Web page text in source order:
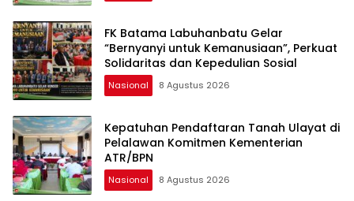
FK Batama Labuhanbatu Gelar
“Bernyanyi untuk Kemanusiaan”, Perkuat
Solidaritas dan Kepedulian Sosial
Nasional 8 Agustus 2026
Kepatuhan Pendaftaran Tanah Ulayat di
Pelalawan Komitmen Kementerian
ATR/BPN
Nasional 8 Agustus 2026